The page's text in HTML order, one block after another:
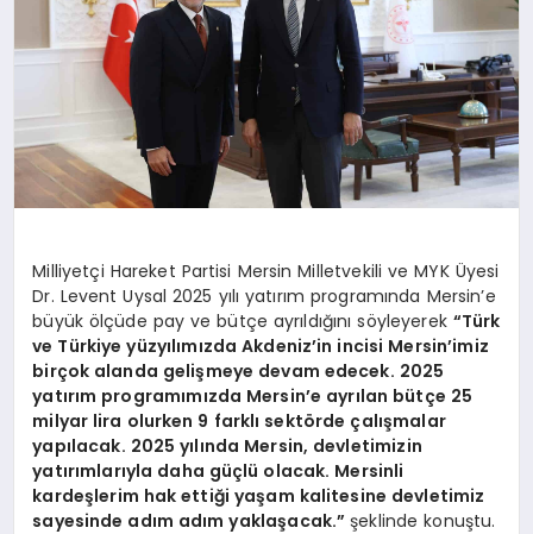
DİĞER
Milliyetçi Hareket Partisi Mersin Milletvekili ve MYK Üyesi
Dr. Levent Uysal 2025 yılı yatırım programında Mersin’e
büyük ölçüde pay ve bütçe ayrıldığını söyleyerek “Türk
ve Türkiye yüzyılımızda Akdeniz’in incisi Mersin’imiz
birçok alanda gelişmeye devam edecek. 2025
yatırım programımızda Mersin’e ayrılan bütçe 25
milyar lira olurken 9 farklı sektörde çalışmalar
yapılacak. 2025 yılında Mersin, devletimizin
yatırımlarıyla daha güçlü olacak. Mersinli
kardeşlerim hak ettiği yaşam kalitesine devletimiz
sayesinde adım adım yaklaşacak.”şeklinde konuştu.